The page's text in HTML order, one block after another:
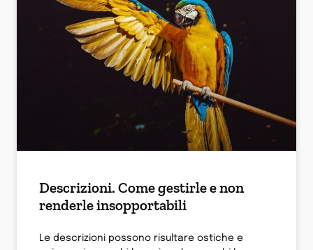
Descrizioni. Come gestirle e non
renderle insopportabili
Le descrizioni possono risultare ostiche e